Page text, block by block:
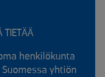
TIETÄÄ
henkilökunta
yhtiön